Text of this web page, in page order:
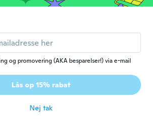
a little smaller than I anticipated
them.
2019 · 46 anmeldelser · 7 overførsler
sooo tiny.
og promovering (AKA besparelser!) via e-mail
Lås op 15% rabat
Nej tak